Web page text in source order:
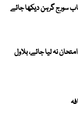
میں 27 سال بعد نایاب سورج گرہن دیکھا جائے
نہ لیا جائے، بلاول